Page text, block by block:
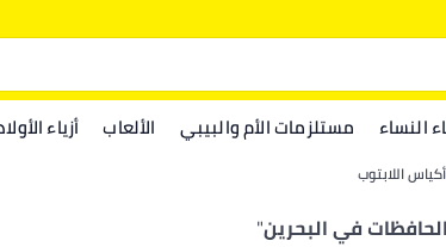
النساء مستلزمات الأم والبيبي الألعاب أزياء
اللابتوب
الحافظات في البحرين"